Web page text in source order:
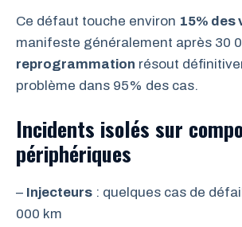
Ce défaut touche environ 15% des
manifeste généralement après 30
reprogrammation résout
problème dans 95% des cas.
Incidents isolés sur
périphériques
– Injecteurs : quelques cas de
000 km